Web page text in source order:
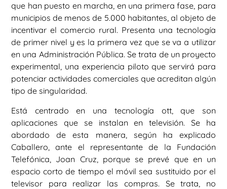
que han puesto en marcha, en una primera fase, para
municipios de menos de 5.000 habitantes, al objeto de
incentivar el comercio rural. Presenta una tecnología
de primer nivel y es la primera vez que se va a utilizar
en una Administración Pública. Se trata de un proyecto
experimental, una experiencia piloto que servirá para
potenciar actividades comerciales que acreditan algún
tipo de singularidad.
Está centrado en una tecnología ott, que son
aplicaciones que se instalan en televisión. Se ha
abordado de esta manera, según ha explicado
Caballero, ante el representante de la Fundación
Telefónica, Joan Cruz, porque se prevé que en un
espacio corto de tiempo el móvil sea sustituido por el
televisor para realizar las compras. Se trata, no